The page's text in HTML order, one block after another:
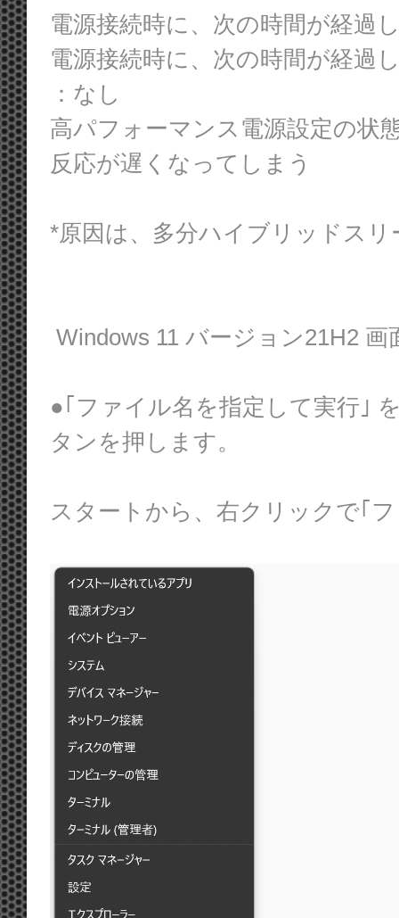
電源接続時に、次の時間が経過
電源接続時に、次の時間が経過
：なし
高パフォーマンス電源設定の状
反応が遅くなってしまう
*原因は、多分ハイブリッドス
Windows 11 バージョン21H2 画
●｢ファイル名を指定して実行｣
タンを押します。
スタートから、右クリックで｢